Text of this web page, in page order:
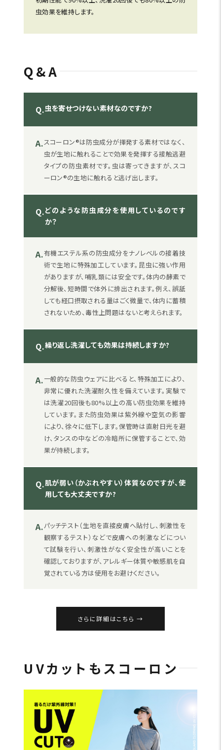
虫効果を維持します。
Q&A
Q.虫を寄せつけない素材なのですか?
A.スコーロン®は防虫成分が揮発する素材ではなく、
虫が生地に触れることで効果を発揮する接触逃避
タイプの防虫素材です。虫は寄ってきますが、スコ
ーロン®の生地に触れると逃げ出します。
Q.どのような防虫成分を使用しているのです
か？
A.有機エステル系の防虫成分をナノレベルの接着技
術で生地に特殊加工しています。昆虫に強い作用
がありますが、哺乳類には安全です。体内の酵素で
分解後、短時間で体外に排出されます。例え、誤舐
しても経口摂取される量はごく微量で、体内に蓄積
されないため、毒性上問題はないと考えられます。
Q.繰り返し洗濯しても効果は持続しますか?
A.一般的な防虫ウェアに比べると、特殊加工により、
非常に優れた洗濯耐久性を備えています。実験で
は洗濯20回後も80%以上の高い防虫効果を維持
しています。また防虫効果は紫外線や空気の影響
により、徐々に低下します。保管時は直射日光を避
け、タンスの中などの冷暗所に保管することで、効
果が持続します。
Q.肌が弱い（かぶれやすい）体質なのですが、使
用しても大丈夫ですか?
A.パッチテスト（生地を直接皮膚へ貼付し、刺激性を
観察するテスト）などで皮膚への刺激などについ
て試験を行い、刺激性がなく安全性が高いことを
確認しておりますが、アレルギー体質や敏感肌を自
覚されている方は使用をお避けください。
さらに詳細はこちら
UVカットもスコーロン